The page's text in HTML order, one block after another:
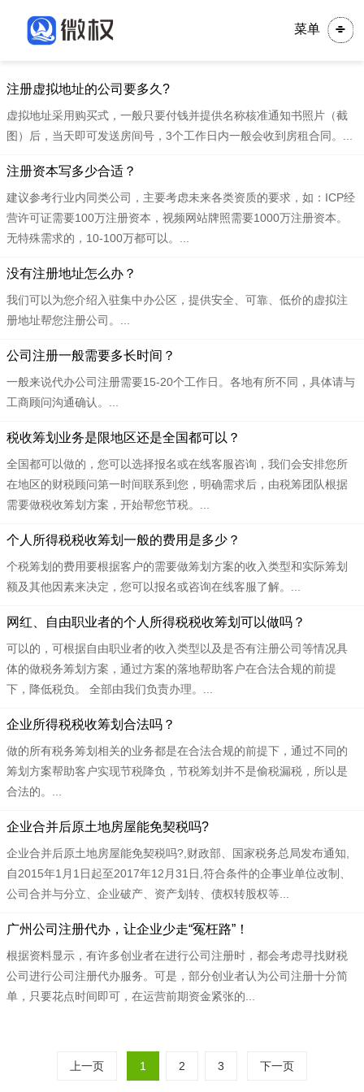
菜单
注册虚拟地址的公司要多久?
虚拟地址采用购买式，一般只要付钱并提供名称核准通知书照片（截
图）后，当天即可发送房间号，3个工作日内一般会收到房租合同。...
注册资本写多少合适？
建议参考行业内同类公司，主要考虑未来各类资质的要求，如：ICP经
营许可证需要100万注册资本，视频网站牌照需要1000万注册资本。
无特殊需求的，10-100万都可以。...
没有注册地址怎么办？
我们可以为您介绍入驻集中办公区，提供安全、可靠、低价的虚拟注
册地址帮您注册公司。...
公司注册一般需要多长时间？
一般来说代办公司注册需要15-20个工作日。各地有所不同，具体请与
工商顾问沟通确认。...
税收筹划业务是限地区还是全国都可以？
全国都可以做的，您可以选择报名或在线客服咨询，我们会安排您所
在地区的财税顾问第一时间联系到您，明确需求后，由税筹团队根据
需要做税收筹划方案，开始帮您节税。...
个人所得税税收筹划一般的费用是多少？
个税筹划的费用要根据客户的需要做筹划方案的收入类型和实际筹划
额及其他因素来决定，您可以报名或咨询在线客服了解。...
网红、自由职业者的个人所得税税收筹划可以做吗？
可以的，可根据自由职业者的收入类型以及是否有注册公司等情况具
体的做税务筹划方案，通过方案的落地帮助客户在合法合规的前提
下，降低税负。 全部由我们负责办理。...
企业所得税税收筹划合法吗？
做的所有税务筹划相关的业务都是在合法合规的前提下，通过不同的
筹划方案帮助客户实现节税降负，节税筹划并不是偷税漏税，所以是
合法的。...
​企业合并后原土地房屋能免契税吗?
企业合并后原土地房屋能免契税吗?,财政部、国家税务总局发布通知,
自2015年1月1日起至2017年12月31日,符合条件的企事业单位改制、
公司合并与分立、企业破产、资产划转、债权转股权等...
广州公司注册代办，让企业少走“冤枉路”！
根据资料显示，有许多创业者在进行公司注册时，都会考虑寻找财税
公司进行公司注册代办服务。可是，部分创业者认为公司注册十分简
单，只要花点时间即可，在运营前期资金紧张的...
上一页 1 2 3 下一页